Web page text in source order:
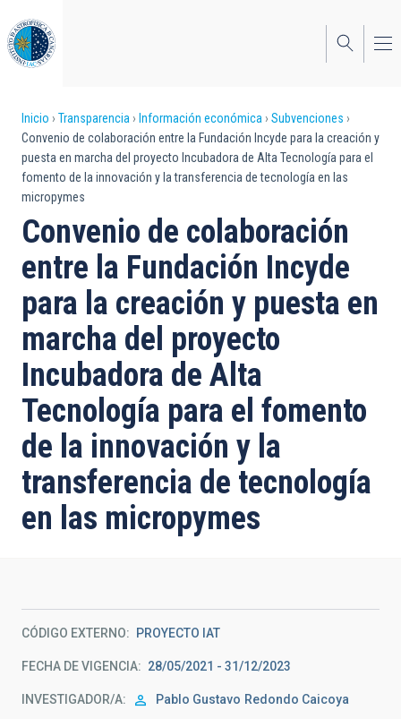
al
contenido
principal
Sobrescribir
enlaces
de
ayuda
a
la
navegación
Inicio Transparencia Información económica
Subvenciones
Convenio de colaboración entre la Fundación Incyde para la creación y
puesta en marcha del proyecto Incubadora de Alta Tecnología para el
fomento de la innovación y la transferencia de tecnología en las
micropymes
Convenio de colaboración
entre la Fundación Incyde
para la creación y puesta en
marcha del proyecto
Incubadora de Alta
Tecnología para el fomento
de la innovación y la
transferencia de tecnología
en las micropymes
CÓDIGO EXTERNO PROYECTO IAT
FECHA DE VIGENCIA 28/05/2021 - 31/12/2023
INVESTIGADOR/A Pablo Gustavo Redondo Caicoya